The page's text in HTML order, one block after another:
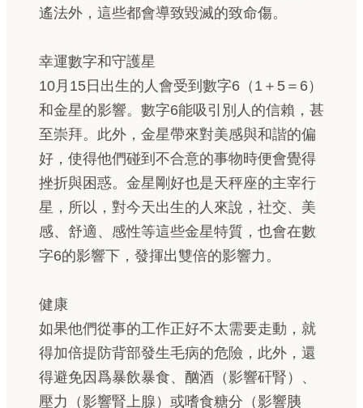
遙法外，這些都會導致毀滅的致命傷。
幸運數字和守護星
10月15日出生的人會受到數字6（1＋5＝6）
和金星的影響。數字6能吸引別人的信賴，甚
至崇拜。此外，金星帶來對美感與和諧的偏
好，使得他們碰到不合意的事物時便會覺得
挫折與困惑。金星剛好也是天秤座的主宰行
星，所以，對今天出生的人來說，社交、美
感、舒適、感性等這些金星特質，也會在數
字6的影響下，發揮出雙倍的影響力。
健康
如果他們從事的工作正好不太需要走動，就
得加倍提防背部發生毛病的危險，此外，還
得避免因爲暴飲暴食、酗酒（影響矸腎）、
壓力（影響腎上腺）或嗜食糖分（影響胰